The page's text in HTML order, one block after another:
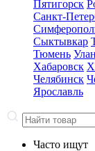
Пятигорск
Санкт-
Сыктывкар
Тюмень
Хабаровск
Челябинск
Ярославль
Часто ищут